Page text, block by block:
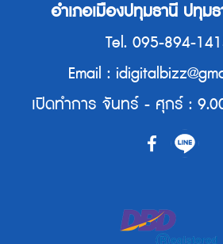
อำเภอเมืองปทุมธานี ปทุม
Tel. 095-894-
Email :
เปิดทำการ จันทร์ - ศุกร์ :